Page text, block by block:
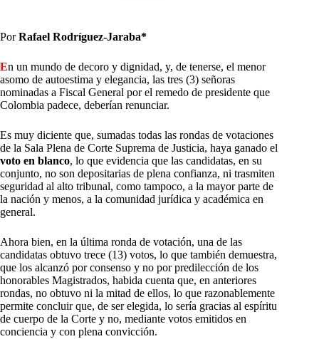
PorRafael Rodríguez-Jaraba*
En un mundo de decoro y dignidad, y, de tenerse, el menor
asomo de autoestima y elegancia, las tres (3) señoras
nominadas a Fiscal General por el remedo de presidente que
Colombia padece, deberían renunciar.
Es muy diciente que, sumadas todas las rondas de votaciones
de la Sala Plena de Corte Suprema de Justicia, haya ganado el
voto en blanco, lo que evidencia que las candidatas, en su
conjunto, no son depositarias de plena confianza, ni trasmiten
seguridad al alto tribunal, como tampoco, a la mayor parte de
la nación y menos, a la comunidad jurídica y académica en
general.
Ahora bien, en la última ronda de votación, una de las
candidatas obtuvo trece (13) votos, lo que también demuestra,
que los alcanzó por consenso y no por predilección de los
honorables Magistrados, habida cuenta que, en anteriores
rondas, no obtuvo ni la mitad de ellos, lo que razonablemente
permite concluir que, de ser elegida, lo sería gracias al espíritu
de cuerpo de la Corte y no, mediante votos emitidos en
conciencia y con plena convicción.